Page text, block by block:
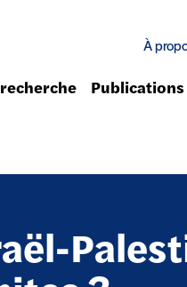
À
Publications